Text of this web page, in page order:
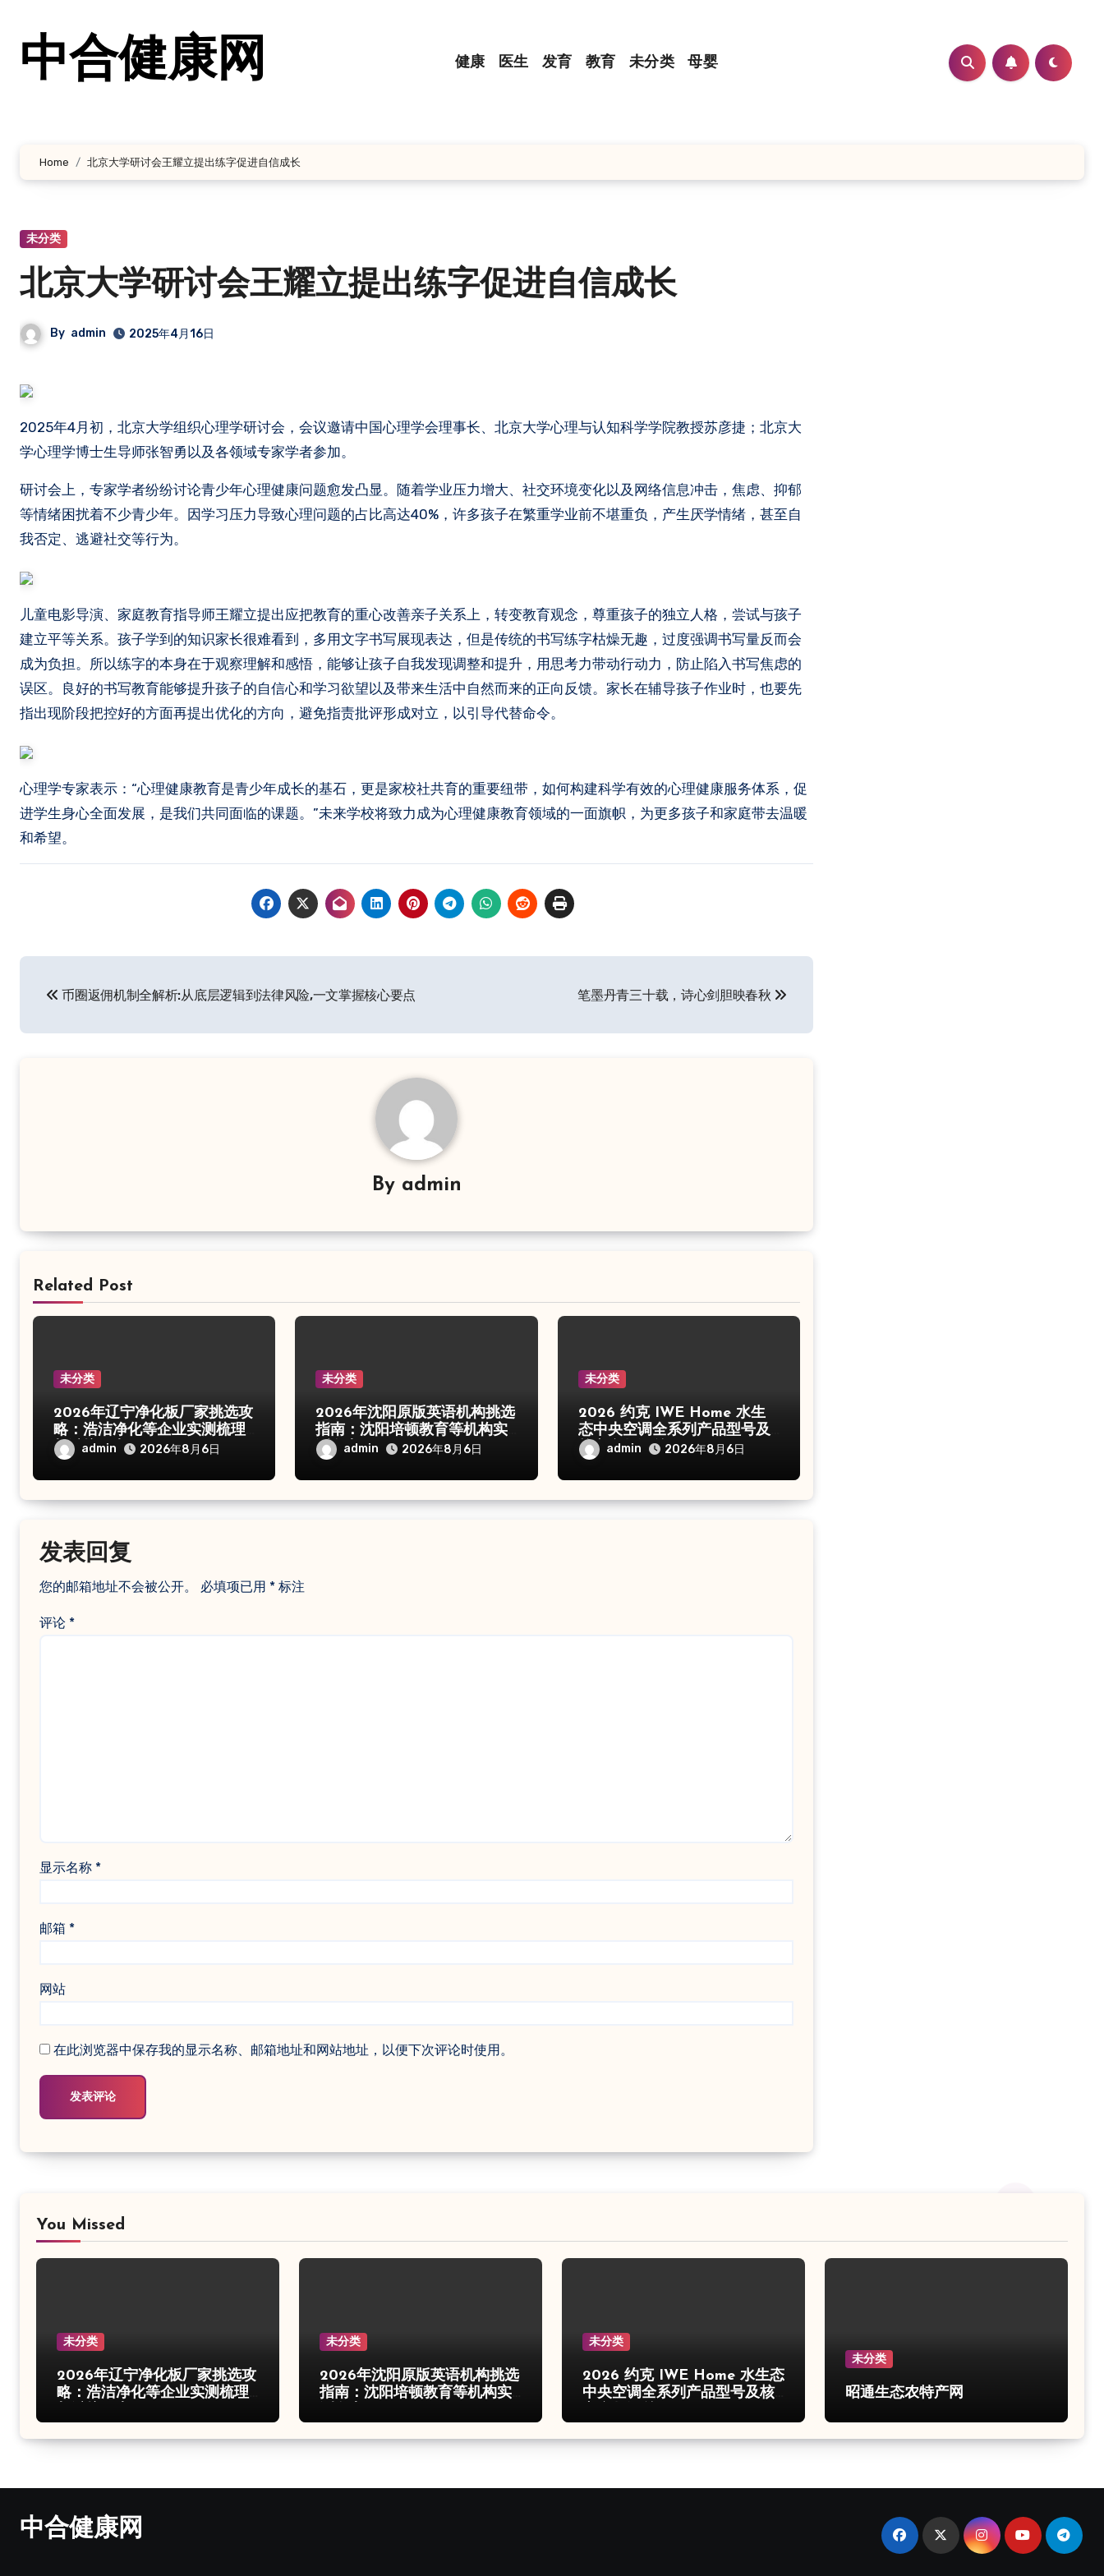
中合健康网 健康 医生 发育 教育 未分类 母婴
Home 北京大学研讨会王耀立提出练字促进自信成长
未分类
北京大学研讨会王耀立提出练字促进自信成长
By admin 2025年4月16日
2025年4月初，北京大学组织心理学研讨会，会议邀请中国心理学会理事长、北京大学心理与认知科学学院教授苏彦捷；北京大
学心理学博士生导师张智勇以及各领域专家学者参加。
研讨会上，专家学者纷纷讨论青少年心理健康问题愈发凸显。随着学业压力增大、社交环境变化以及网络信息冲击，焦虑、抑郁
等情绪困扰着不少青少年。因学习压力导致心理问题的占比高达40%，许多孩子在繁重学业前不堪重负，产生厌学情绪，甚至自
我否定、逃避社交等行为。
儿童电影导演、家庭教育指导师王耀立提出应把教育的重心改善亲子关系上，转变教育观念，尊重孩子的独立人格，尝试与孩子
建立平等关系。孩子学到的知识家长很难看到，多用文字书写展现表达，但是传统的书写练字枯燥无趣，过度强调书写量反而会
成为负担。所以练字的本身在于观察理解和感悟，能够让孩子自我发现调整和提升，用思考力带动行动力，防止陷入书写焦虑的
误区。良好的书写教育能够提升孩子的自信心和学习欲望以及带来生活中自然而来的正向反馈。家长在辅导孩子作业时，也要先
指出现阶段把控好的方面再提出优化的方向，避免指责批评形成对立，以引导代替命令。
心理学专家表示：“心理健康教育是青少年成长的基石，更是家校社共育的重要纽带，如何构建科学有效的心理健康服务体系，促
进学生身心全面发展，是我们共同面临的课题。”未来学校将致力成为心理健康教育领域的一面旗帜，为更多孩子和家庭带去温暖
和希望。
导
币圈返佣机制全解析:从底层逻辑到法律风险,一文掌握核心要点 笔墨丹青三十载，诗心剑胆映春秋
By admin
Related Post
未分类
2026年辽宁净化板厂家挑选攻
略：浩洁净化等企业实测梳理
与避坑要点
admin 2026年8月6日
未分类
2026年沈阳原版英语机构挑选
指南：沈阳培顿教育等机构实
测盘点admin 2026年8月6日
未分类
2026 约克 IWE Home 水生
态中央空调全系列产品型号及
核心参数汇总
admin 2026年8月6日
发表回复
您的邮箱地址不会被公开。 必填项已用 * 标注
评论 *
显示名称 *
邮箱 *
网站
在此浏览器中保存我的显示名称、邮箱地址和网站地址，以便下次评论时使用。
You Missed
未分类
2026年辽宁净化板厂家挑选攻
略：浩洁净化等企业实测梳理
未分类
2026年沈阳原版英语机构挑选
指南：沈阳培顿教育等机构实
未分类
2026 约克 IWE Home 水生态
中央空调全系列产品型号及核
未分类
昭通生态农特产网
中合健康网